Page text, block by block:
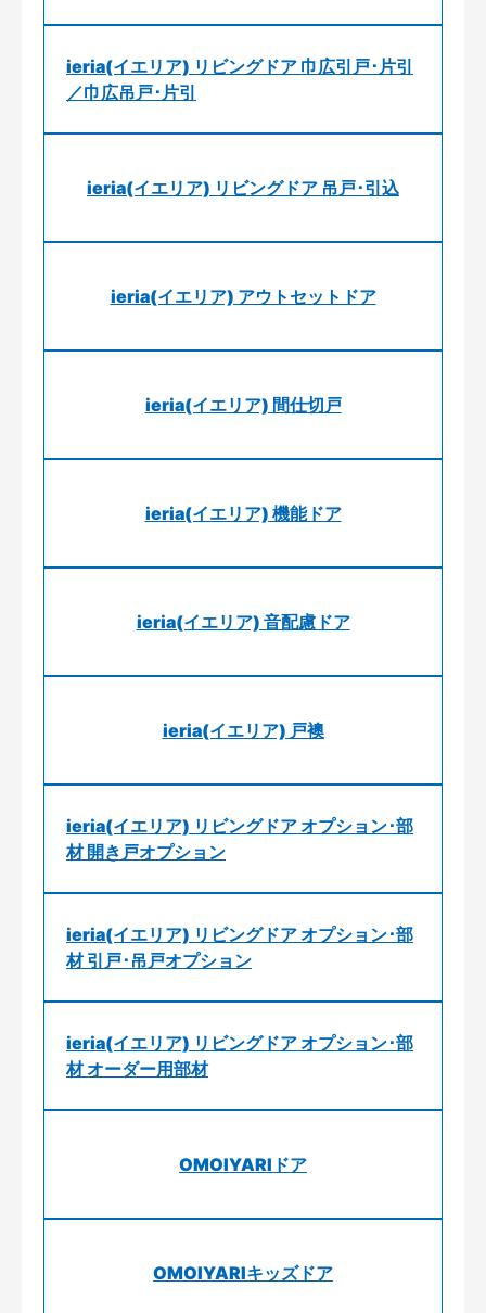
ieria(イエリア) リビングドア 巾広引戸･片引
／巾広吊戸･片引
ieria(イエリア) リビングドア 吊戸･引込
ieria(イエリア) アウトセットドア
ieria(イエリア) 間仕切戸
ieria(イエリア) 機能ドア
ieria(イエリア) 音配慮ドア
ieria(イエリア) 戸襖
ieria(イエリア) リビングドア オプション･部
材 開き戸オプション
ieria(イエリア) リビングドア オプション･部
材 引戸･吊戸オプション
ieria(イエリア) リビングドア オプション･部
材 オーダー用部材
OMOIYARIドア
OMOIYARIキッズドア